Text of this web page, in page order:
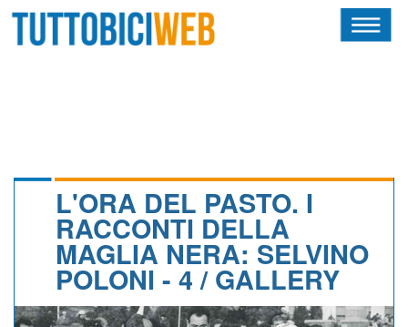
CALENDARIO
ALBI D'ORO
L'ORA DEL PASTO. I
RACCONTI DELLA
MAGLIA NERA: SELVINO
POLONI - 4 / GALLERY